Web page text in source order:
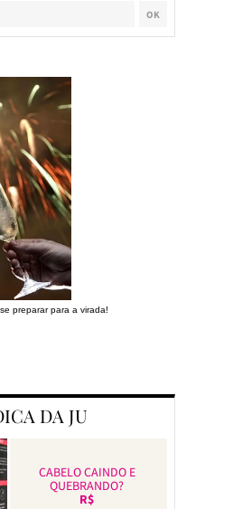
preparar para a virada!
DA JU
CABELO CAINDO E
QUEBRANDO?
R$